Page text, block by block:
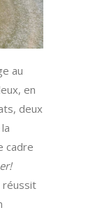
au
en
deux
cadre
réussit